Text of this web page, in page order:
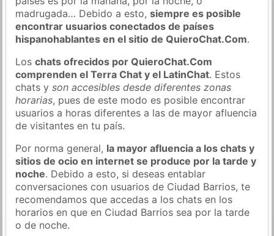
madrugada… Debido a esto,siempre es posible
encontrar usuarios conectados de países
hispanohablantes en el sitio de QuieroChat.Com.
Loschats ofrecidos por QuieroChat.Com
comprenden el Terra Chat y el LatinChat. Estos
chats yson accesibles desde diferentes zonas
horarias, pues de este modo es posible encontrar
usuarios a horas diferentes a las de mayor afluencia
de visitantes en tu país.
Por norma general, la mayor afluencia a los chats y
sitios de ocio en internet se produce por la tarde y
noche. Debido a esto, si deseas entablar
conversaciones con usuarios de Ciudad Barrios, te
recomendamos que accedas a los chats en los
horarios en que en Ciudad Barrios sea por la tarde
o de noche.